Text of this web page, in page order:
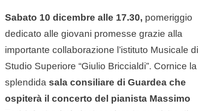
Sabato 10 dicembre alle 17.30, pomeriggio
dedicato alle giovani promesse grazie alla
importante collaborazione l’istituto Musicale di
Studio Superiore “Giulio Briccialdi”. Cornice la
splendida sala consiliare di Guardea che
ospiterà il concerto del pianista Massimo